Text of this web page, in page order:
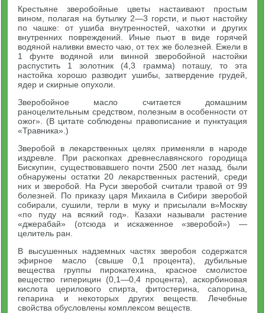
Крестьяне зверобойные цветы настаивают простым
вином, полагая на бутылку 2—3 горсти, и пьют настойку
по чашке: от ушиба внутренностей, чахотки и других
внутренних повреждений. Иные пьют в виде горячей
водяной наливки вместо чаю, от тех же болезней. Ежели в
1 фунте водяной или винной зверобойной настойки
распустить 1 золотник (4,3 грамма) поташу, то эта
настойка хорошо разводит ушибы, затвердение грудей,
ядер и скирные опухоли.
Зверобойное масло считается домашним
раноцелительным средством, полезным в особенности от
ожог». (В цитате соблюдены правописание и пунктуация
«Травника».)
Зверобой в лекарственных целях применяли в народе
издревле. При раскопках древнеславянского городища
Бискупин, существовавшего почти 2500 лет назад, были
обнаружены остатки 20 лекарственных растений, среди
них и зверобой. На Руси зверобой считали травой от 99
болезней. По приказу царя Михаила в Сибири зверобой
собирали, сушили, терли в муку и присылали в»Москву
«по пуду на всякий год». Казахи называли растение
«джерабай» (отсюда и искаженное «зверобой») —
целитель ран.
В высушенных надземных частях зверобоя содержатся
эфирное масло (свыше 0,1 процента), дубильные
вещества группы пирокатехина, красное смолистое
вещество гиперицин (0,1—0,4 процента), аскорбиновая
кислота церилового спирта, фитостерина, сапорина,
гепарина и некоторых других веществ. Лечебные
свойства обусловлены комплексом веществ.